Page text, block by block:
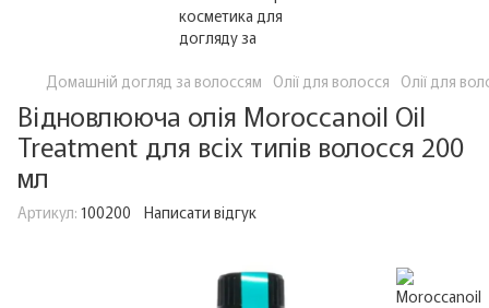
Домашній догляд за волоссям Олії для волосся Олії для
Відновлююча олія Moroccanoil Oil
Treatment для всіх типів волосся 200
мл
Артикул: 100200 Написати відгук